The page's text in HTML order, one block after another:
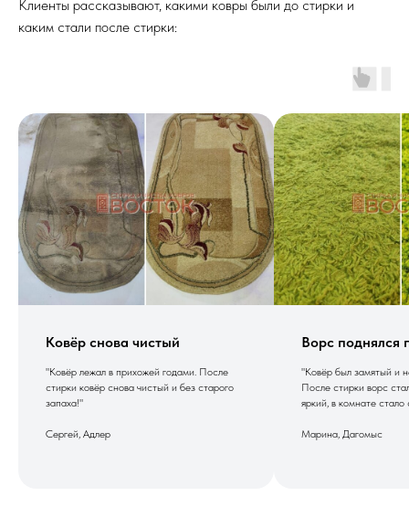
Клиенты рассказывают, какими ковры были до стирки и
каким стали после стирки:
Ковёр снова чистый
"Ковёр лежал в прихожей годами. После
стирки ковёр снова чистый и без старого
запаха!"
Сергей, Адлер
Ворс поднялся
"Ковёр был замятый и
После стирки ворс
яркий, в комнате стало
Марина, Дагомыс